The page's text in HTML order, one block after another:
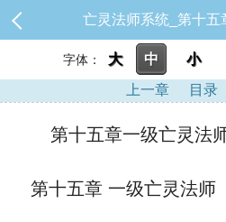
亡灵法师系统_第十五
字体： 大 中 小
上一章
目录
第十五章一级亡灵法
第十五章 一级亡灵法师